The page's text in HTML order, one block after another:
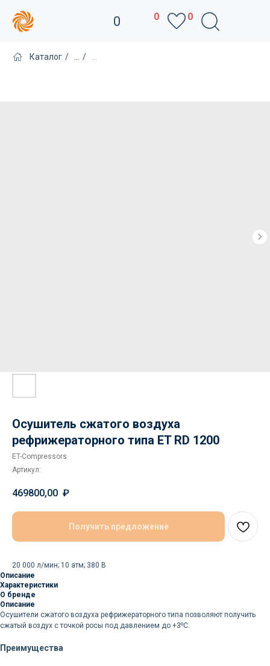
Каталог / /
Осушитель сжатого воздуха
рефрижераторного типа ET RD 1200
ET-Compressors
Артикул:
469800,00 ₽
Получить предложение
20 000 л/мин; 10 атм; 380 В
Описание
Характеристики
О бренде
Описание
Осушители сжатого воздуха рефрижераторного типа позволяют получить
сжатый воздух с точкой росы под давлением до +3⁰С.
Преимущества